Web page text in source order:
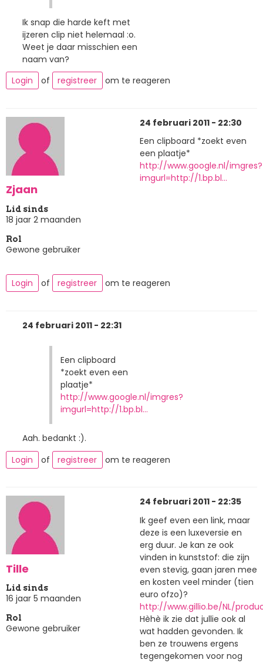
Ik snap die harde keft met
ijzeren clip niet helemaal :o.
Weet je daar misschien een
naam van?
Login
of registreer om te reageren
Zjaan
Lid sinds
18 jaar 2 maanden
Rol
Gewone gebruiker
24 februari 2011 - 22:30
Een clipboard *zoekt even
een plaatje*
http://www.google.nl/imgres?
imgurl=http://1.bp.bl…
Login of registreer om te reageren
24 februari 2011 - 22:31
Een clipboard
*zoekt even een
plaatje*
http://www.google.nl/imgres?
imgurl=http://1.bp.bl…
Aah. bedankt :).
Login
of registreer om te reageren
Tille
Lid sinds
16 jaar 5 maanden
Rol
Gewone gebruiker
24 februari 2011 - 22:35
Ik geef even een link, maar
deze is een luxeversie en
erg duur. Je kan ze ook
vinden in kunststof: die zijn
even stevig, gaan jaren mee
en kosten veel minder (tien
euro ofzo)?
http://www.gillio.be/NL/
Hèhè ik zie dat jullie ook al
wat hadden gevonden. Ik
ben ze trouwens ergens
tegengekomen voor nog